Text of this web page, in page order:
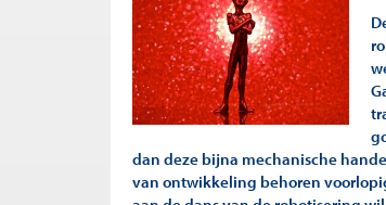
dan deze bijna mechanische
van ontwikkeling behoren